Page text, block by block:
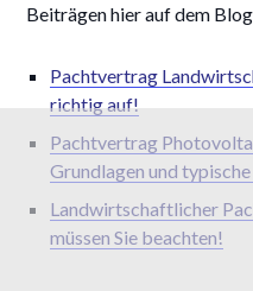
Beiträgen hier auf dem
Pachtvertrag
richtig auf!
Pachtvertrag
Grundlagen und
Landwirtschaftlicher
müssen Sie beachten!